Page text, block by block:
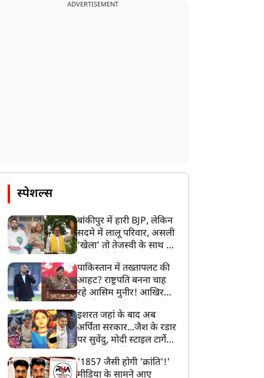
ADVERTISEMENT
स्पेशल्स
बांकीपुर में हारी BJP, लेकिन
सदमे में लालू परिवार, असली
‘खेला’ तो तेजस्वी के साथ हो
पाकिस्तान में तख्तापलट की
आहट? राष्ट्रपति बनना चाह
रहे आसिम मुनीर! आखिर
बनाया मोहरा?
इशरत जहां के बाद अब
अर्पिता सरकार...जैश के रडार
पर सुवेंदु, मोदी स्टाइल टार्गेट
बड़ा एक्शन!
'1857 जैसी होगी 'क्रांति'!'
मीडिया के सामने आए